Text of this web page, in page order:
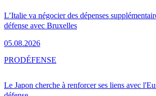
L’Italie va négocier des dépenses
défense avec Bruxelles
05.08.2026
Le Japon cherche à renforcer ses liens avec
PRODÉFENSE